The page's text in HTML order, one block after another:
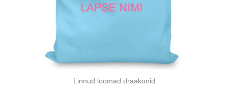
Linnud loomad draakonid